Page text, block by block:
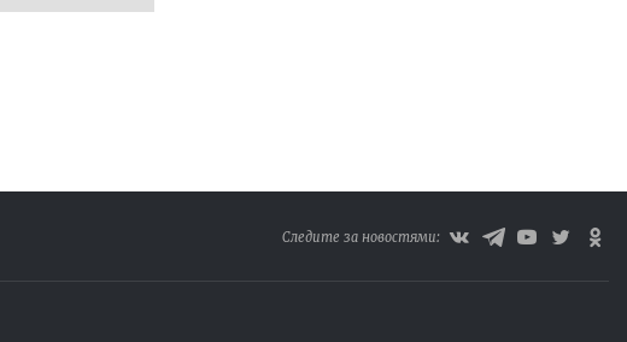
Следите за новостями: